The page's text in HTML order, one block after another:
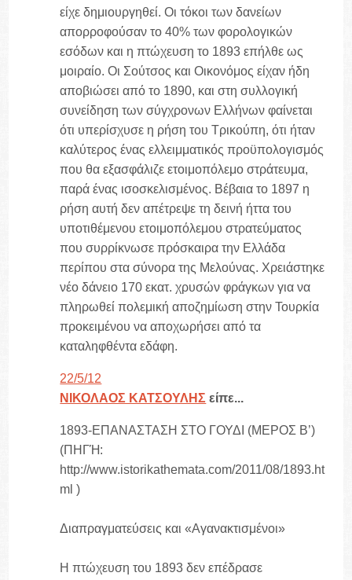
είχε δημιουργηθεί. Οι τόκοι των δανείων
απορροφούσαν το 40% των φορολογικών
εσόδων και η πτώχευση το 1893 επήλθε ως
μοιραίο. Οι Σούτσος και Οικονόμος είχαν ήδη
αποβιώσει από το 1890, και στη συλλογική
συνείδηση των σύγχρονων Ελλήνων φαίνεται
ότι υπερίσχυσε η ρήση του Τρικούπη, ότι ήταν
καλύτερος ένας ελλειμματικός προϋπολογισμός
που θα εξασφάλιζε ετοιμοπόλεμο στράτευμα,
παρά ένας ισοσκελισμένος. Βέβαια το 1897 η
ρήση αυτή δεν απέτρεψε τη δεινή ήττα του
υποτιθέμενου ετοιμοπόλεμου στρατεύματος
που συρρίκνωσε πρόσκαιρα την Ελλάδα
περίπου στα σύνορα της Μελούνας. Χρειάστηκε
νέο δάνειο 170 εκατ. χρυσών φράγκων για να
πληρωθεί πολεμική αποζημίωση στην Τουρκία
προκειμένου να αποχωρήσει από τα
καταληφθέντα εδάφη.
22/5/12
ΝΙΚΟΛΑΟΣ ΚΑΤΣΟΥΛΗΣ είπε...
1893-ΕΠΑΝΑΣΤΑΣΗ ΣΤΟ ΓΟΥΔΙ (ΜΕΡΟΣ Β’)
(ΠΗΓΉ:
http://www.istorikathemata.com/2011/08/1893.ht
ml )
Διαπραγματεύσεις και «Αγανακτισμένοι»
Η πτώχευση του 1893 δεν επέδρασε